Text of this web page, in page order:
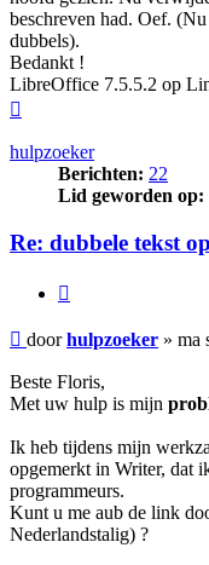
beschreven had. Oef.
dubbels).
Bedankt !
LibreOffice 7.5.5.2 op
hulpzoeker
Berichten: 22
Lid geworden op:
Re: dubbele tekst
Bericht
doorhulpzoeker » ma
Beste Floris,
Met uw hulp is mijn
Ik heb tijdens mijn
opgemerkt in Writer, dat
programmeurs.
Kunt u me aub de link
Nederlandstalig) ?